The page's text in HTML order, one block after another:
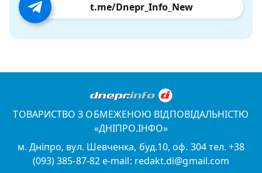
t.me/Dnepr_Info_New
ТОВАРИСТВО З ОБМЕЖЕНОЮ ВІДПОВІДАЛЬНІСТЮ
«ДНІПРО.ІНФО»
м. Дніпро, вул. Шевченка, буд.10, оф. 304 тел. +38
(093) 385-87-82 e-mail: redakt.di@gmail.com